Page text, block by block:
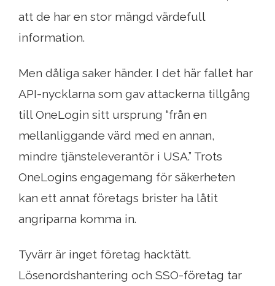
att de har en stor mängd värdefull
information.
Men dåliga saker händer. I det här fallet har
API-nycklarna som gav attackerna tillgång
till OneLogin sitt ursprung “från en
mellanliggande värd med en annan,
mindre tjänsteleverantör i USA.” Trots
OneLogins engagemang för säkerheten
kan ett annat företags brister ha låtit
angriparna komma in.
Tyvärr är inget företag hacktätt.
Lösenordshantering och SSO-företag tar